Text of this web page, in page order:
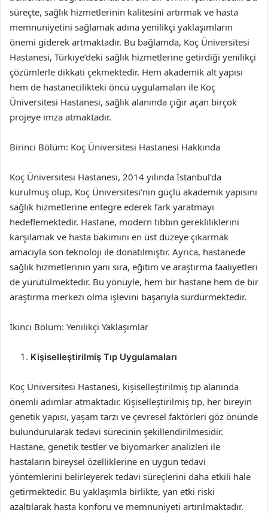
süreçte, sağlık hizmetlerinin kalitesini artırmak ve hasta
memnuniyetini sağlamak adına yenilikçi yaklaşımların
önemi giderek artmaktadır. Bu bağlamda, Koç Üniversitesi
Hastanesi, Türkiye’deki sağlık hizmetlerine getirdiği yenilikçi
çözümlerle dikkati çekmektedir. Hem akademik alt yapısı
hem de hastanecilikteki öncü uygulamaları ile Koç
Üniversitesi Hastanesi, sağlık alanında çığır açan birçok
projeye imza atmaktadır.
Birinci Bölüm: Koç Üniversitesi Hastanesi Hakkında
Koç Üniversitesi Hastanesi, 2014 yılında İstanbul’da
kurulmuş olup, Koç Üniversitesi’nin güçlü akademik yapısını
sağlık hizmetlerine entegre ederek fark yaratmayı
hedeflemektedir. Hastane, modern tıbbın gerekliliklerini
karşılamak ve hasta bakımını en üst düzeye çıkarmak
amacıyla son teknoloji ile donatılmıştır. Ayrıca, hastanede
sağlık hizmetlerinin yanı sıra, eğitim ve araştırma faaliyetleri
de yürütülmektedir. Bu yönüyle, hem bir hastane hem de bir
araştırma merkezi olma işlevini başarıyla sürdürmektedir.
İkinci Bölüm: Yenilikçi Yaklaşımlar
Kişiselleştirilmiş Tıp Uygulamaları
Koç Üniversitesi Hastanesi, kişiselleştirilmiş tıp alanında
önemli adımlar atmaktadır. Kişiselleştirilmiş tıp, her bireyin
genetik yapısı, yaşam tarzı ve çevresel faktörleri göz önünde
bulundurularak tedavi sürecinin şekillendirilmesidir.
Hastane, genetik testler ve biyomarker analizleri ile
hastaların bireysel özelliklerine en uygun tedavi
yöntemlerini belirleyerek tedavi süreçlerini daha etkili hale
getirmektedir. Bu yaklaşımla birlikte, yan etki riski
azaltılarak hasta konforu ve memnuniyeti artırılmaktadır.